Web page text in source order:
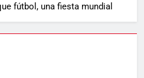
fútbol, una fiesta mundial